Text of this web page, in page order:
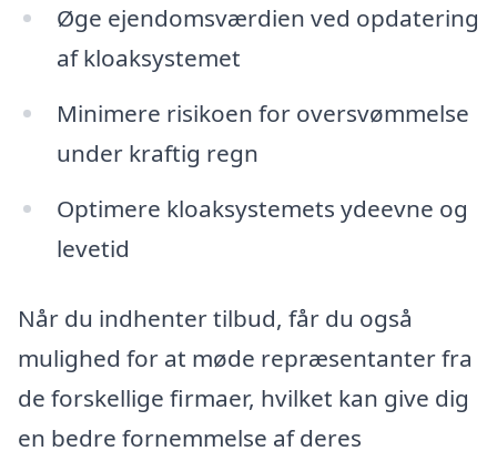
Øge ejendomsværdien ved opdatering
af kloaksystemet
Minimere risikoen for oversvømmelse
under kraftig regn
Optimere kloaksystemets ydeevne og
levetid
Når du indhenter tilbud, får du også
mulighed for at møde repræsentanter fra
de forskellige firmaer, hvilket kan give dig
en bedre fornemmelse af deres